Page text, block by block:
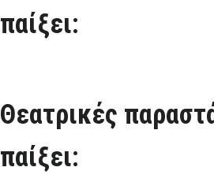
παίξει:
Θεατρικές
παίξει: